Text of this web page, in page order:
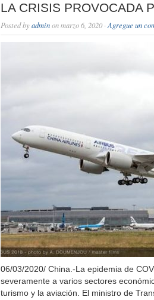
LA CRISIS PROVOCADA
Posted byadminon marzo 6, 2020 · Agregue un
06/03/2020/ China.-La epidemia de
severamente a varios sectores
turismo y la aviación. El ministro de